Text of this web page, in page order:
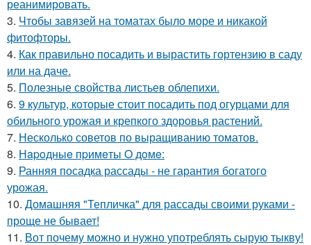
реанимировать.
3. Чтобы завязей на томатах было море и никакой
фитофторы.
4. Как правильно посадить и вырастить гортензию в саду
или на даче.
5. Полезные свойства листьев облепихи.
6. 9 культур, которые стоит посадить под огурцами для
обильного урожая и крепкого здоровья растений.
7. Несколько советов по выращиванию томатов.
8. Нapoдныe пpимeты O дoмe:
9. Ранняя посадка рассады - не гарантия богатого
урожая.
10. Домашняя "Тепличка" для рассады своими руками -
проще не бывает!
11. Вот почему можно и нужно употреблять сырую тыкву!